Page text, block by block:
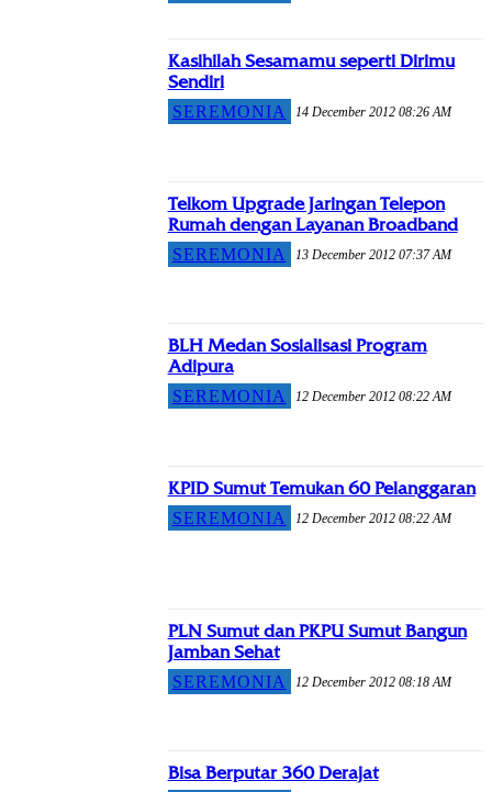
Kasihilah Sesamamu seperti Dirimu
Sendiri
SEREMONIA 14 December 2012 08:26 AM
Telkom Upgrade Jaringan Telepon
Rumah dengan Layanan Broadband
SEREMONIA 13 December 2012 07:37 AM
BLH Medan Sosialisasi Program
Adipura
SEREMONIA 12 December 2012 08:22 AM
KPID Sumut Temukan 60 Pelanggaran
SEREMONIA 12 December 2012 08:22 AM
PLN Sumut dan PKPU Sumut Bangun
Jamban Sehat
SEREMONIA 12 December 2012 08:18 AM
Bisa Berputar 360 Derajat